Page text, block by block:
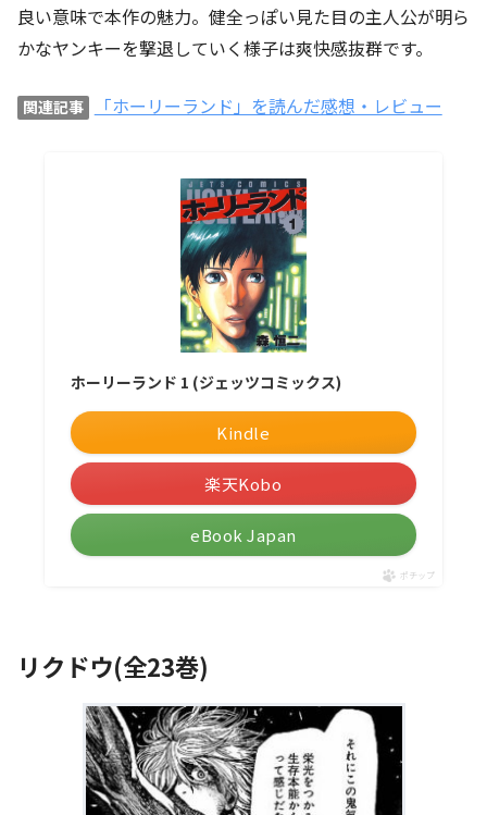
良い意味で本作の魅力。健全っぽい見た目の主人公が明ら
かなヤンキーを撃退していく様子は爽快感抜群です。
関連記事 「ホーリーランド」を読んだ感想・レビュー
ホーリーランド 1 (ジェッツコミックス)
Kindle
楽天Kobo
eBook Japan
ポチップ
リクドウ(全23巻)